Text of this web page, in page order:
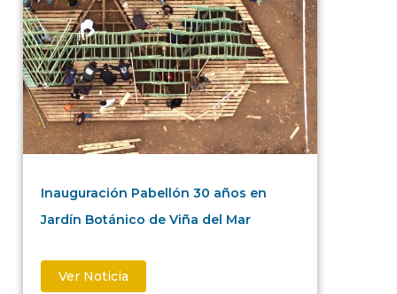
Inauguración Pabellón 30 años en
Jardín Botánico de Viña del Mar
Ver Noticia